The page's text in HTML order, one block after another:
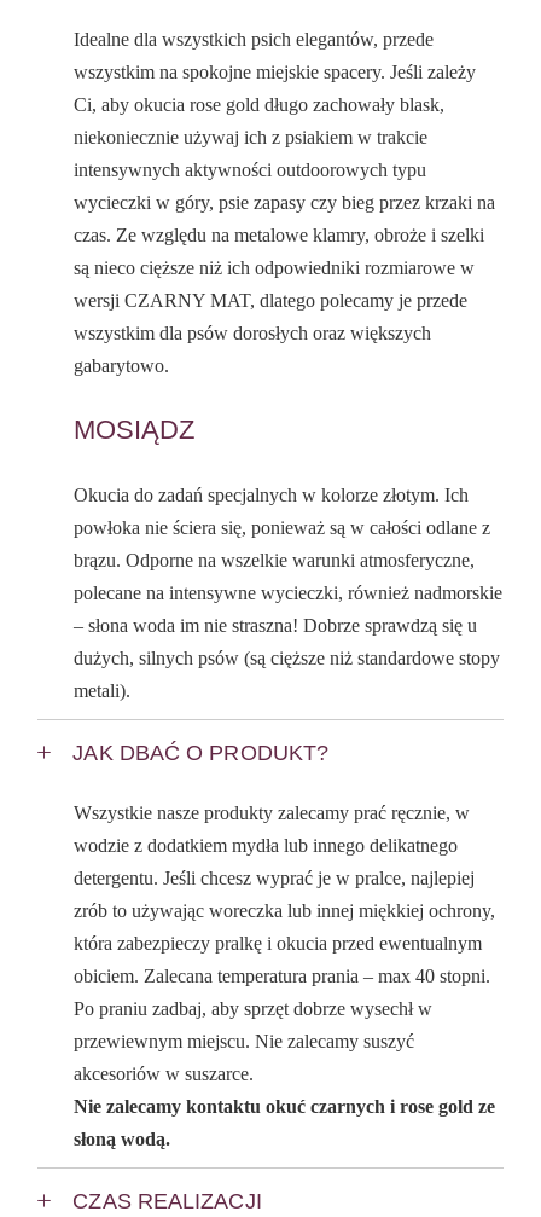
Idealne dla wszystkich psich elegantów, przede
wszystkim na spokojne miejskie spacery. Jeśli zależy
Ci, aby okucia rose gold długo zachowały blask,
niekoniecznie używaj ich z psiakiem w trakcie
intensywnych aktywności outdoorowych typu
wycieczki w góry, psie zapasy czy bieg przez krzaki na
czas. Ze względu na metalowe klamry, obroże i szelki
są nieco cięższe niż ich odpowiedniki rozmiarowe w
wersji CZARNY MAT, dlatego polecamy je przede
wszystkim dla psów dorosłych oraz większych
gabarytowo.
MOSIĄDZ
Okucia do zadań specjalnych w kolorze złotym. Ich
powłoka nie ściera się, ponieważ są w całości odlane z
brązu. Odporne na wszelkie warunki atmosferyczne,
polecane na intensywne wycieczki, również nadmorskie
– słona woda im nie straszna! Dobrze sprawdzą się u
dużych, silnych psów (są cięższe niż standardowe stopy
metali).
JAK DBAĆ O PRODUKT?
Wszystkie nasze produkty zalecamy prać ręcznie, w
wodzie z dodatkiem mydła lub innego delikatnego
detergentu. Jeśli chcesz wyprać je w pralce, najlepiej
zrób to używając woreczka lub innej miękkiej ochrony,
która zabezpieczy pralkę i okucia przed ewentualnym
obiciem. Zalecana temperatura prania – max 40 stopni.
Po praniu zadbaj, aby sprzęt dobrze wysechł w
przewiewnym miejscu. Nie zalecamy suszyć
akcesoriów w suszarce.
Nie zalecamy kontaktu okuć czarnych i rose gold ze
słoną wodą.
CZAS REALIZACJI